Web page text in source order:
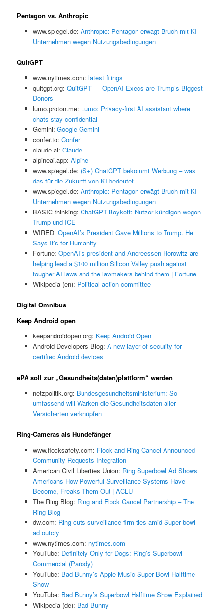
Pentagon vs. Anthropic
www.spiegel.de: Anthropic: Pentagon erwägt Bruch mit KI-
Unternehmen wegen Nutzungsbedingungen
QuitGPT
www.nytimes.com: latest filings
quitgpt.org: QuitGPT — OpenAI Execs are Trump’s Biggest
Donors
lumo.proton.me: Lumo: Privacy-first AI assistant where
chats stay confidential
Gemini: ‎Google Gemini
confer.to: Confer
claude.ai: Claude
alpineai.app: Alpine
www.spiegel.de: (S+) ChatGPT bekommt Werbung – was
das für die Zukunft von KI bedeutet
www.spiegel.de: Anthropic: Pentagon erwägt Bruch mit KI-
Unternehmen wegen Nutzungsbedingungen
BASIC thinking: ChatGPT-Boykott: Nutzer kündigen wegen
Trump und ICE
WIRED: OpenAI’s President Gave Millions to Trump. He
Says It’s for Humanity
Fortune: OpenAI’s president and Andreessen Horowitz are
helping lead a $100 million Silicon Valley push against
tougher AI laws and the lawmakers behind them | Fortune
Wikipedia (en): Political action committee
Digital Omnibus
Keep Android open
keepandroidopen.org: Keep Android Open
Android Developers Blog: A new layer of security for
certified Android devices
ePA soll zur „Gesundheits(daten)plattform“ werden
netzpolitik.org: Bundesgesundheitsministerium: So
umfassend will Warken die Gesundheitsdaten aller
Versicherten verknüpfen
Ring-Cameras als Hundefänger
www.flocksafety.com: Flock and Ring Cancel Announced
Community Requests Integration
American Civil Liberties Union: Ring Superbowl Ad Shows
Americans How Powerful Surveillance Systems Have
Become, Freaks Them Out | ACLU
The Ring Blog: Ring and Flock Cancel Partnership – The
Ring Blog
dw.com: Ring cuts surveillance firm ties amid Super bowl
ad outcry
www.nytimes.com: nytimes.com
YouTube: Definitely Only for Dogs: Ring’s Superbowl
Commercial (Parody)
YouTube: Bad Bunny’s Apple Music Super Bowl Halftime
Show
YouTube: Bad Bunny’s Superbowl Halftime Show Explained
Wikipedia (de): Bad Bunny